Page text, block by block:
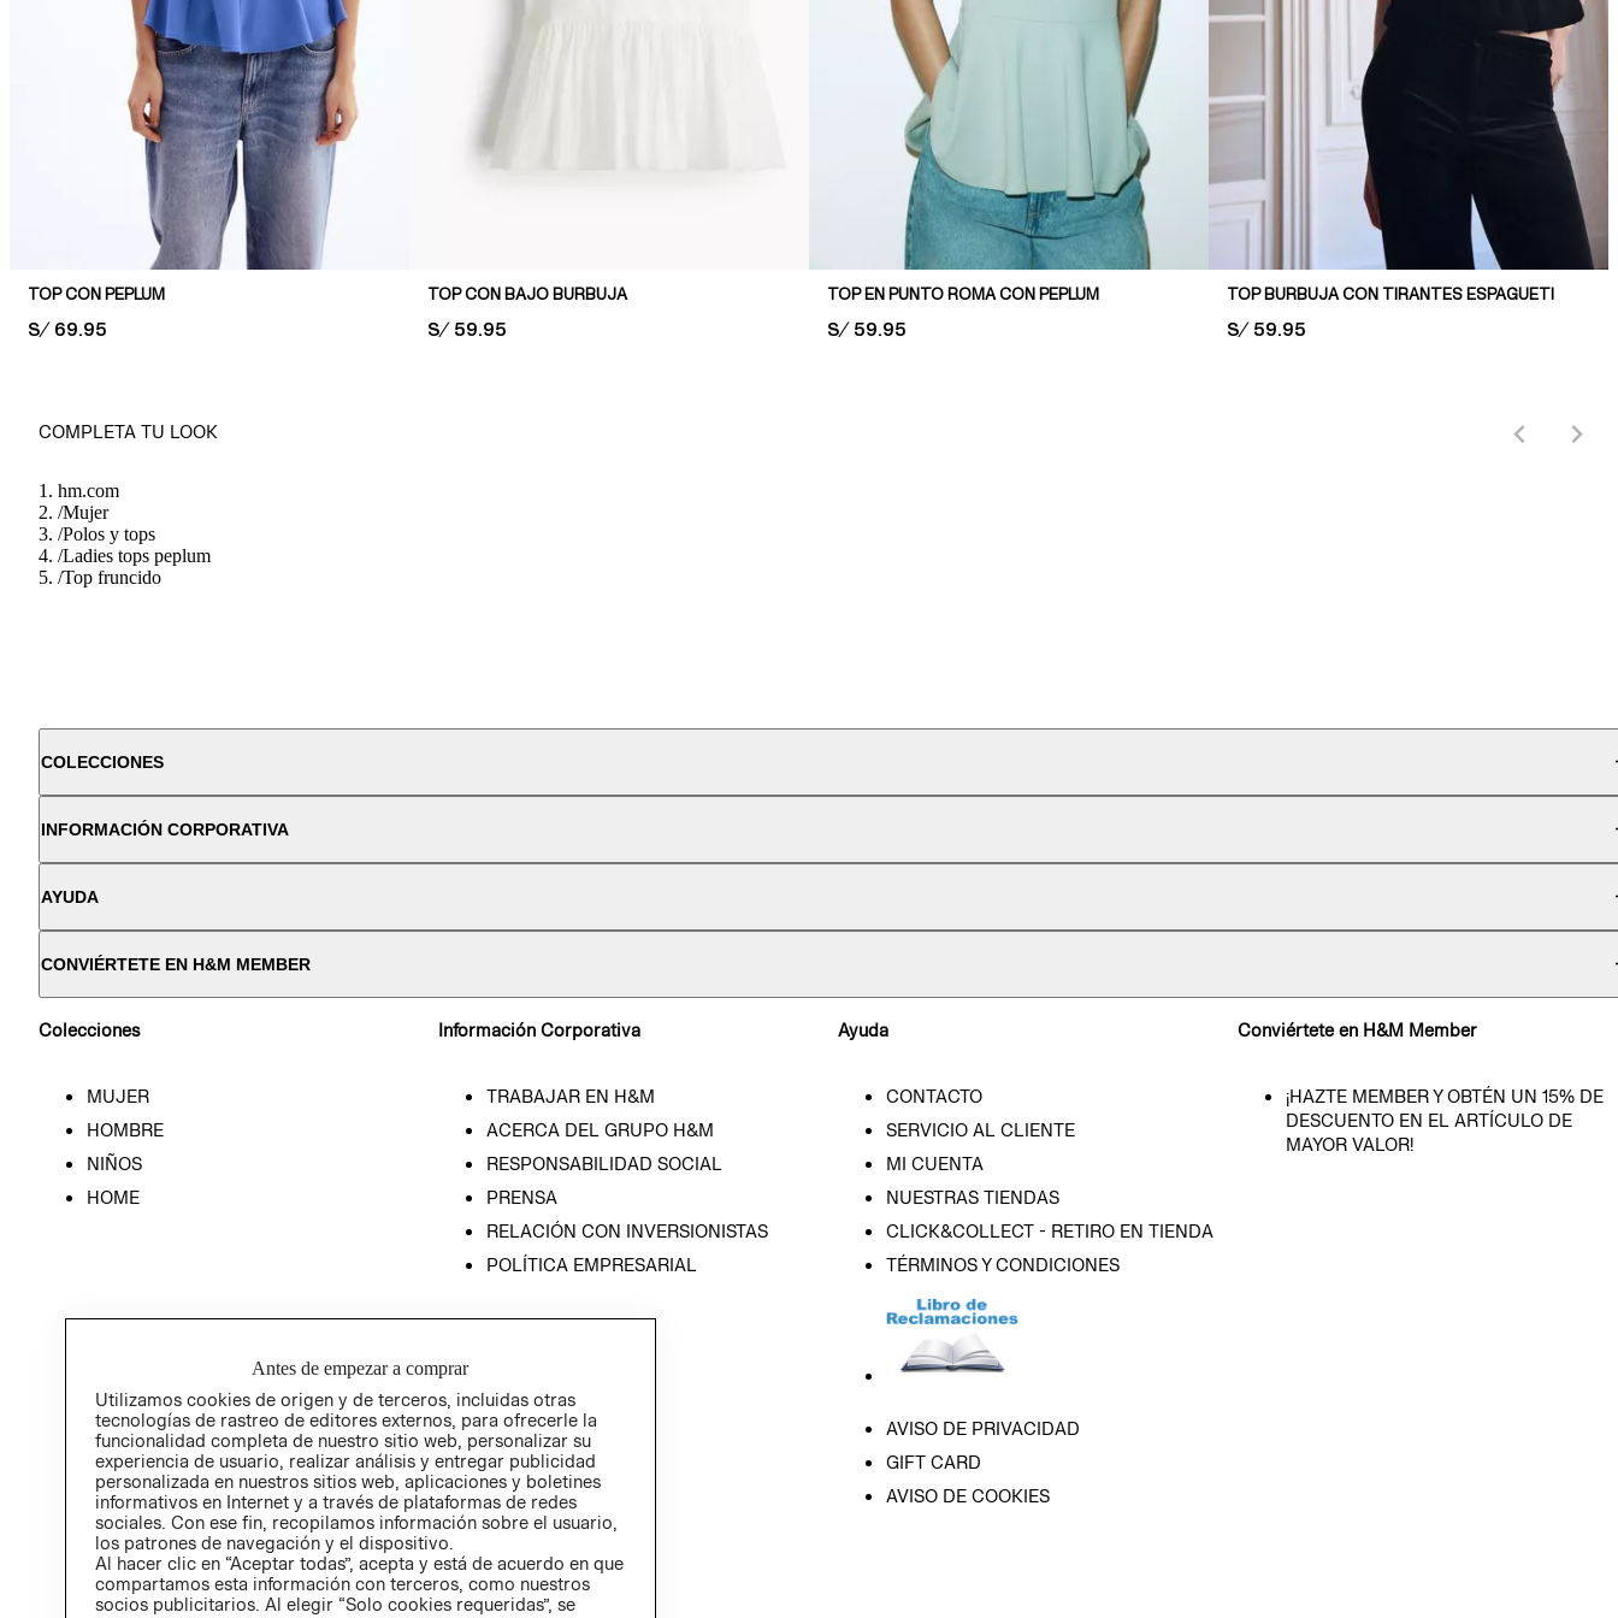
TOP CON PEPLUM
PRICE:
S/ 69.95
TOP CON BAJO BURBUJA
PRICE:
S/ 59.95
TOP EN PUNTO ROMA CON PEPLUM
PRICE:
S/ 59.95
TOP BURBUJA CON TIRANTES ESPAGUETI
PRICE:
S/ 59.95
COMPLETA TU LOOK
hm.com
/Mujer
/Polos y tops
/Ladies tops peplum
/Top fruncido
COLECCIONES
INFORMACIÓN CORPORATIVA
AYUDA
CONVIÉRTETE EN H&M MEMBER
Colecciones
MUJER
HOMBRE
NIÑOS
HOME
Información Corporativa
TRABAJAR EN H&M
ACERCA DEL GRUPO H&M
RESPONSABILIDAD SOCIAL
PRENSA
RELACIÓN CON INVERSIONISTAS
POLÍTICA EMPRESARIAL
Ayuda
CONTACTO
SERVICIO AL CLIENTE
MI CUENTA
NUESTRAS TIENDAS
CLICK&COLLECT - RETIRO EN TIENDA
TÉRMINOS Y CONDICIONES
AVISO DE PRIVACIDAD
GIFT CARD
AVISO DE COOKIES
Conviértete en H&M Member
¡HAZTE MEMBER Y OBTÉN UN 15% DE
DESCUENTO EN EL ARTÍCULO DE
MAYOR VALOR!
Antes de empezar a comprar
Utilizamos cookies de origen y de terceros, incluidas otras
tecnologías de rastreo de editores externos, para ofrecerle la
funcionalidad completa de nuestro sitio web, personalizar su
experiencia de usuario, realizar análisis y entregar publicidad
personalizada en nuestros sitios web, aplicaciones y boletines
informativos en Internet y a través de plataformas de redes
sociales. Con ese fin, recopilamos información sobre el usuario,
los patrones de navegación y el dispositivo.
Al hacer clic en “Aceptar todas”, acepta y está de acuerdo en que
compartamos esta información con terceros, como nuestros
socios publicitarios. Al elegir “Solo cookies requeridas”, se